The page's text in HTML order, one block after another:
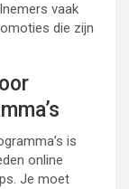
vaak
die zijn
is
online
Je moet